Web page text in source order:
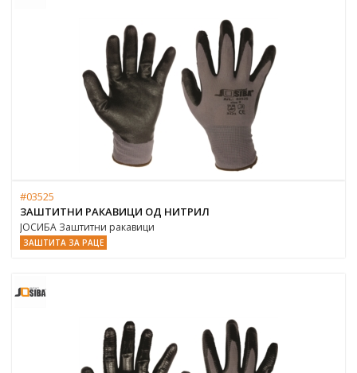
#03525
ЗАШТИТНИ РАКАВИЦИ ОД НИТРИЛ
ЈОСИБА Заштитни ракавици
ЗАШТИТА ЗА РАЦЕ